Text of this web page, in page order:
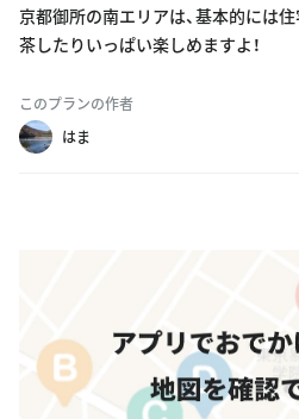
京都御所の南エリアは、基本的には
茶したりいっぱい楽しめますよ！
このプランの作者
はま